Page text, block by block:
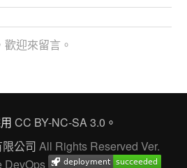
迎來留言。
CC BY-NC-SA 3.0 。
公司 All Rights Reserved Ver.